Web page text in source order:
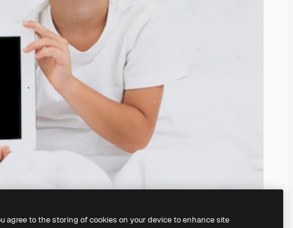
agree to the storing of cookies on your device to enhance site